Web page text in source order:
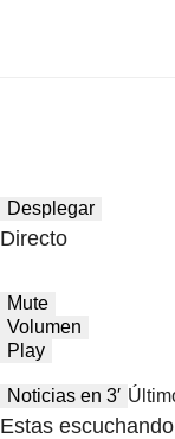
Desplegar
Directo
Mute
Volumen
Play
Noticias en 3′
Estas escuchando